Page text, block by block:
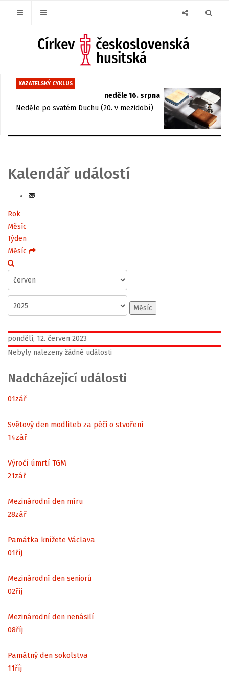
KAZATELSKÝ CYKLUS
neděle 16. srpna
Neděle po svatém Duchu (20. v mezidobí)
Kalendář událostí
Rok
Měsíc
Týden
Měsíc
Měsíc
pondělí, 12. červen 2023
Nebyly nalezeny žádné události
Nadcházející události
01zář
Světový den modliteb za péči o stvoření
14zář
Výročí úmrtí TGM
21zář
Mezinárodní den míru
28zář
Památka knížete Václava
01říj
Mezinárodní den seniorů
02říj
Mezinárodní den nenásilí
08říj
Památný den sokolstva
11říj